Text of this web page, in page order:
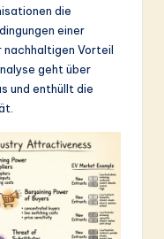
die
einer
nachhaltigen Vorteil
geht über
und enthüllt die